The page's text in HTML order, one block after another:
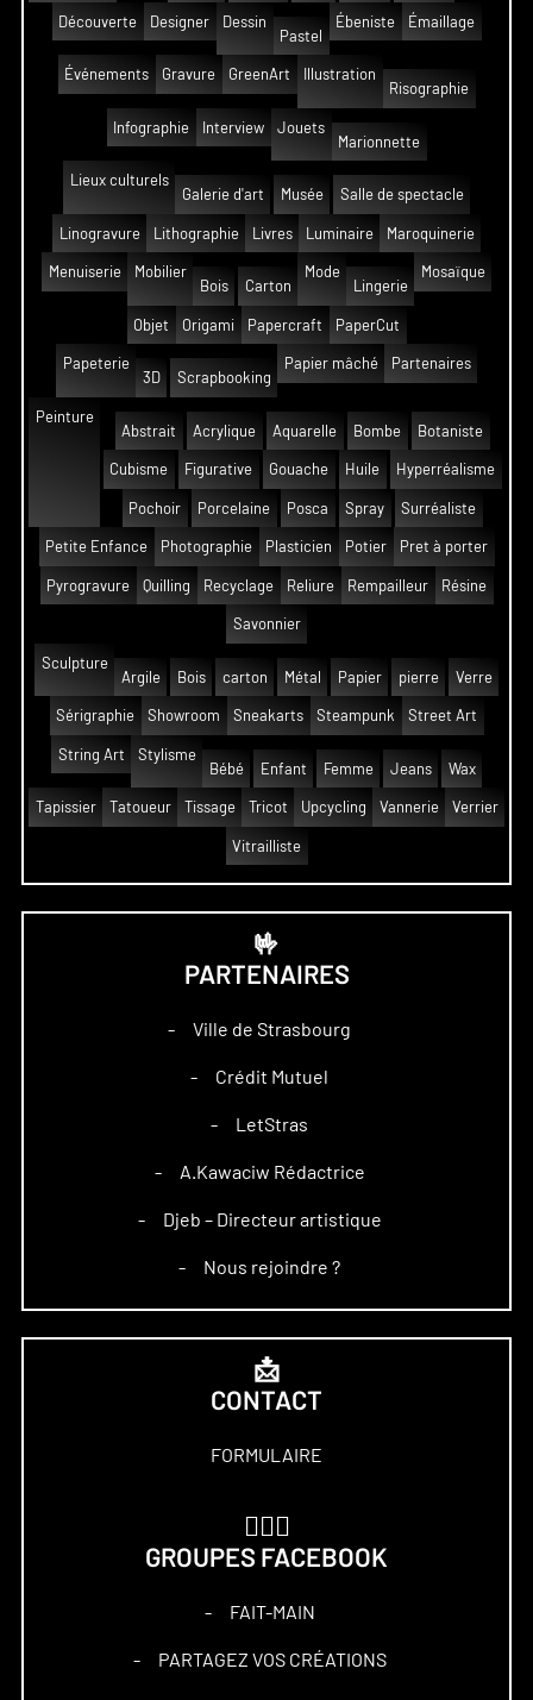
Découverte Designer
Dessin
Pastel
Ébeniste Émaillage
Événements Gravure GreenArt
Illustration
Risographie
Infographie Interview
Jouets
Marionnette
Lieux culturels
Galerie d'art
Musée Salle de spectacle
Linogravure Lithographie Livres Luminaire Maroquinerie
Menuiserie
Mobilier
Bois
Carton
Mode
Lingerie
Mosaïque
Objet Origami Papercraft PaperCut
Papeterie
3D
Scrapbooking
Papier mâché Partenaires
Peinture
Abstrait
Acrylique Aquarelle Bombe Botaniste
Cubisme Figurative Gouache Huile Hyperréalisme
Pochoir Porcelaine Posca Spray Surréaliste
Petite Enfance Photographie Plasticien Potier Pret à porter
Pyrogravure Quilling Recyclage Reliure Rempailleur Résine
Savonnier
Sculpture
Argile
Bois carton Métal Papier pierre Verre
Sérigraphie Showroom Sneakarts Steampunk Street Art
String Art
Stylisme
Bébé
Enfant Femme Jeans Wax
Tapissier Tatoueur Tissage Tricot Upcycling Vannerie Verrier
Vitrailliste
🤟
PARTENAIRES
– Ville de Strasbourg
– Crédit Mutuel
– LetStras
– A.Kawaciw Rédactrice
– Djeb – Directeur artistique
– Nous rejoindre ?
📩
CONTACT
FORMULAIRE
GROUPES FACEBOOK
– FAIT-MAIN
– PARTAGEZ VOS CRÉATIONS